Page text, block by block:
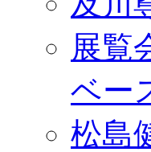
展覧
ベー
松島